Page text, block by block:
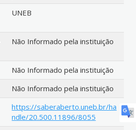
UNEB
Não Informado pela instituição
Não Informado pela instituição
Não Informado pela instituição
https://saberaberto.uneb.br/ha
ndle/20.500.11896/8055